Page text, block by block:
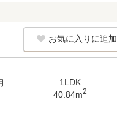
お気に入りに追加
1LDK
40.84m2